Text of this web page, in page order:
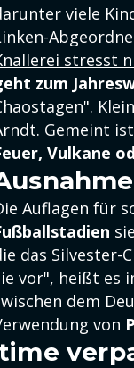
viele
stresst
zum
Gemeint ist
Vulkane
Auflagen für
das
vor", heißt es
dem
von